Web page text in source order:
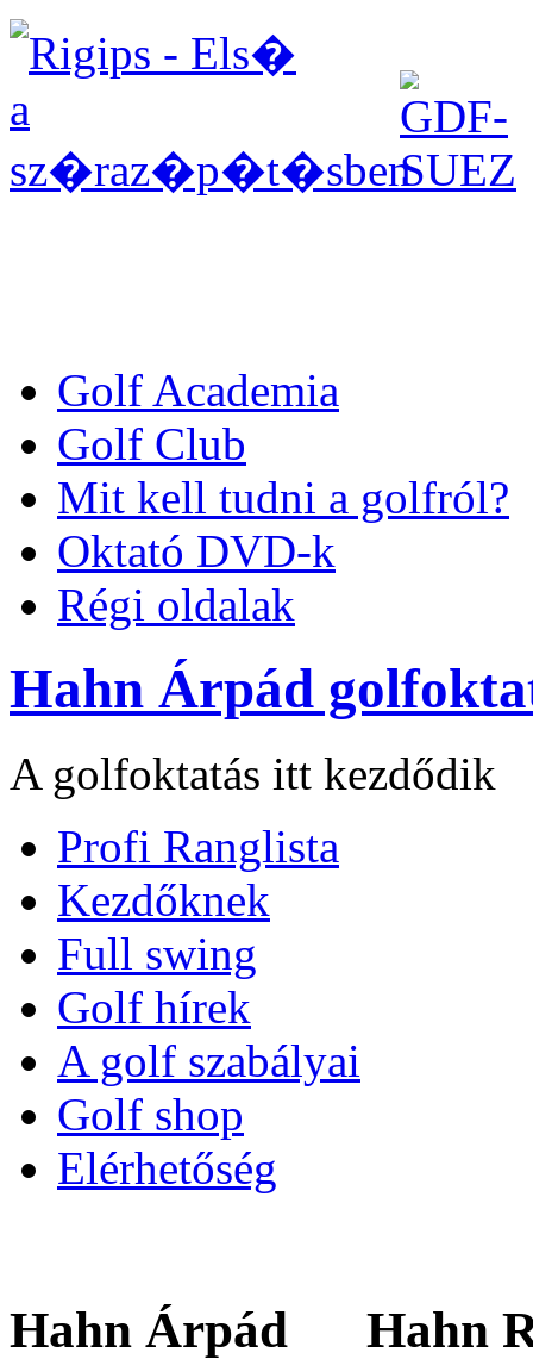
Golf Academia
Golf Club
Mit kell tudni a golfról?
Oktató DVD-k
Régi oldalak
Hahn Árpád
A golfoktatás itt kezdődik
Profi Ranglista
Kezdőknek
Full swing
Golf hírek
A golf szabályai
Golf shop
Elérhetőség
Hahn Árpád Hahn